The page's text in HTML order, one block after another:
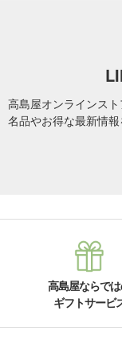
高島屋オンラインス
名品やお得な最新情報
高島屋ならで
ギフトサービ